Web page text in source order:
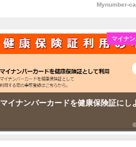
Mynumber-
マイナ
マイナンバーカードを健康保険証にし